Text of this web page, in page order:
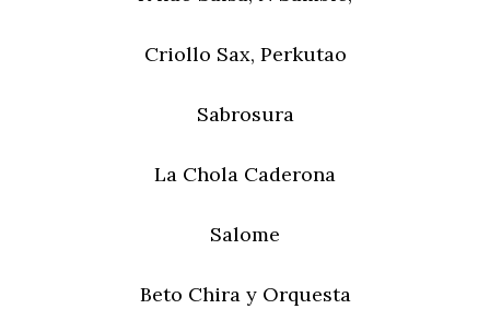
Criollo Sax, Perkutao
Sabrosura
La Chola Caderona
Salome
Beto Chira y Orquesta